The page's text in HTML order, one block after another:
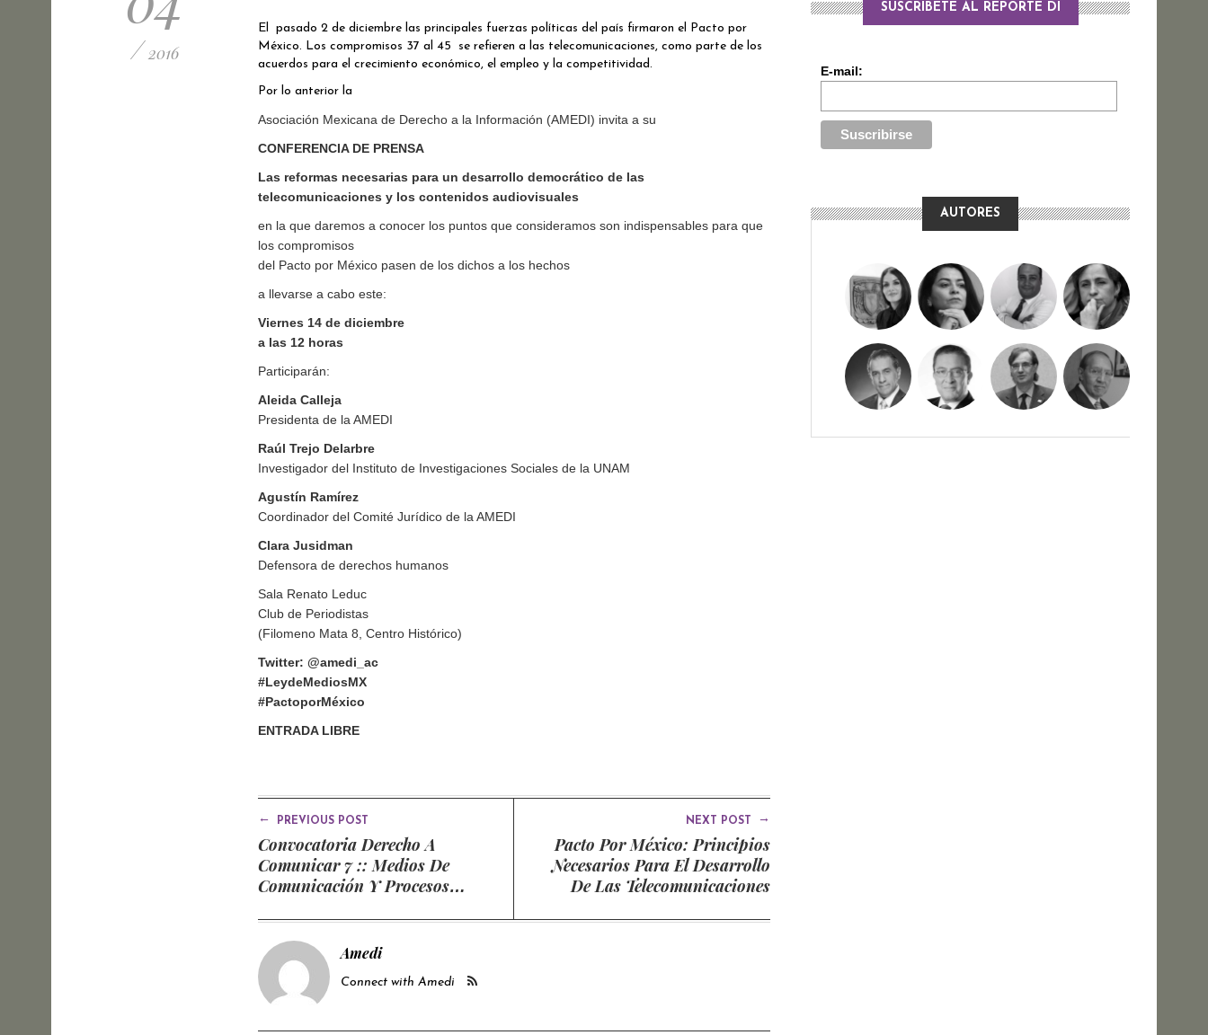
/ 2016
El pasado 2 de diciembre las principales fuerzas políticas del país firmaron el Pacto por
México. Los compromisos 37 al 45 se refieren a las telecomunicaciones, como parte de los
acuerdos para el crecimiento económico, el empleo y la competitividad.
Por lo anterior la
Asociación Mexicana de Derecho a la Información (AMEDI) invita a su
CONFERENCIA DE PRENSA
Las reformas necesarias para un desarrollo democrático de las
telecomunicaciones y los contenidos audiovisuales
en la que daremos a conocer los puntos que consideramos son indispensables para que
los compromisos
del Pacto por México pasen de los dichos a los hechos
a llevarse a cabo este:
Viernes 14 de diciembre
a las 12 horas
Participarán:
Aleida Calleja
Presidenta de la AMEDI
Raúl Trejo Delarbre
Investigador del Instituto de Investigaciones Sociales de la UNAM
Agustín Ramírez
Coordinador del Comité Jurídico de la AMEDI
Clara Jusidman
Defensora de derechos humanos
Sala Renato Leduc
Club de Periodistas
(Filomeno Mata 8, Centro Histórico)
Twitter: @amedi_ac
#LeydeMediosMX
#PactoporMéxico
ENTRADA LIBRE
← PREVIOUS POST
Convocatoria Derecho A
Comunicar 7 :: Medios De
Comunicación Y Procesos
NEXT POST →
Pacto Por México: Principios
Necesarios Para El Desarrollo
De Las Telecomunicaciones
Amedi
Connect with Amedi
SUSCRÍBETE AL REPORTE DI
E-mail:
AUTORES